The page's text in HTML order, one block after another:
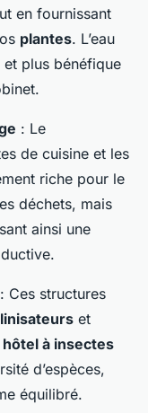
en fournissant
plantes. L’eau
plus bénéfique
: Le
de cuisine et les
riche pour le
déchets, mais
ainsi une
: Ces structures
et
hôtel à insectes
d’espèces,
équilibré.